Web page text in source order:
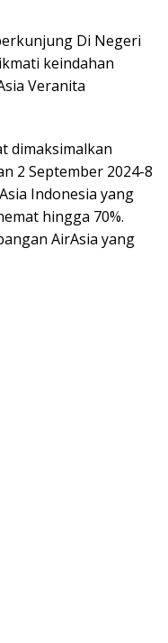
Di Negeri
keindahan
Veranita
dimaksimalkan
2 September 2024-8
Indonesia yang
hingga 70%.
AirAsia yang